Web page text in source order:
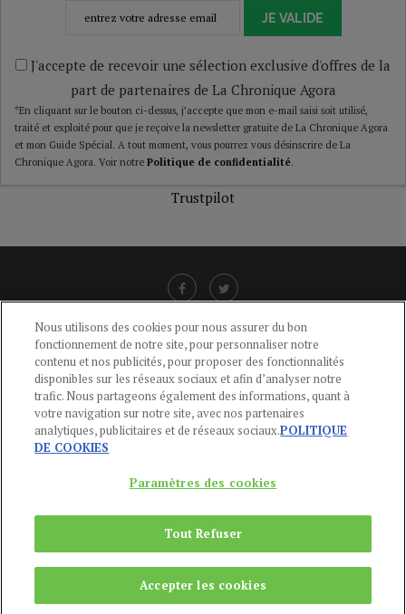
JE VALIDE
J'accepte de recevoir une sélection exclusive d'offres de la
part de partenaires de La Chronique Agora
*En cliquant sur le bouton ci-dessus, j’accepte que mon e-mail saisi soit utilisé,
traité et exploité pour que je reçoive la newsletter gratuite de La Chronique Agora
et mon Guide Spécial. A tout moment, vous pourrez vous désinscrire de La
Chronique Agora. Voir notre Politique de confidentialité.
Trustpilot
CGU-POLITIQUE DE CONFIDENTIALITÉ -POLITIQUE DES COOKIES
MENTIONS LÉGALES -AIDE
CONTACT
01 44 59 91 11
Du Lundi au Vendredi, 9h-13h et 14h-17h
Copyright © 2024Publications Agora
REMONTER
Nous utilisons des cookies pour nous assurer du bon
fonctionnement de notre site, pour personnaliser notre
contenu et nos publicités, pour proposer des fonctionnalités
disponibles sur les réseaux sociaux et afin d’analyser notre
trafic. Nous partageons également des informations, quant à
votre navigation sur notre site, avec nos partenaires
analytiques, publicitaires et de réseaux sociaux.POLITIQUE
DE COOKIES
Paramètres des cookies
Tout Refuser
Accepter les cookies